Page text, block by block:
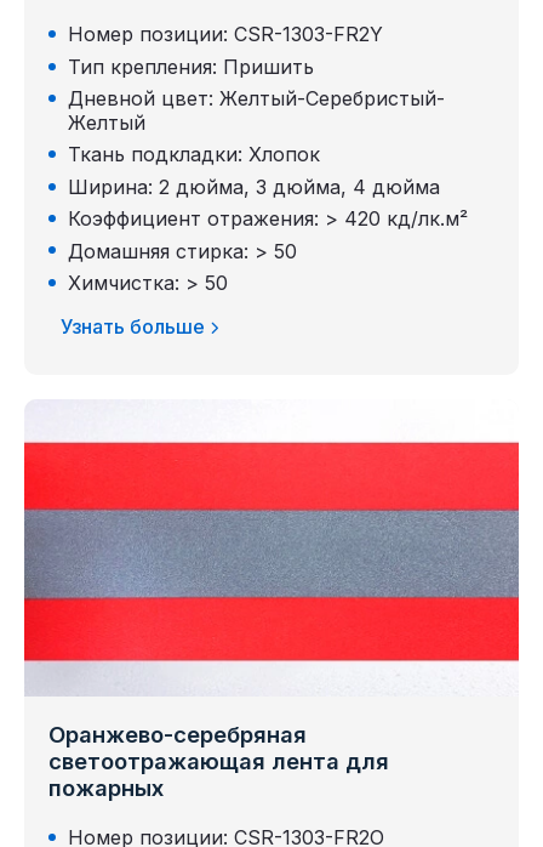
Номер позиции: CSR-1303-FR2Y
Тип крепления: Пришить
Дневной цвет: Желтый-Серебристый-
Желтый
Ткань подкладки: Хлопок
Ширина: 2 дюйма, 3 дюйма, 4 дюйма
Коэффициент отражения: > 420 кд/лк.м²
Домашняя стирка: > 50
Химчистка: > 50
Узнать больше
Оранжево-серебряная
светоотражающая лента для
пожарных
Номер позиции: CSR-1303-FR2O